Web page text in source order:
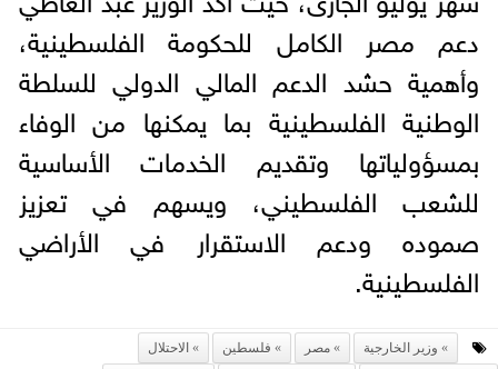
دعم مصر الكامل للحكومة الفلسطينية،
وأهمية حشد الدعم المالي الدولي للسلطة
الوطنية الفلسطينية بما يمكنها من الوفاء
بمسؤولياتها وتقديم الخدمات الأساسية
للشعب الفلسطيني، ويسهم في تعزيز
صموده ودعم الاستقرار في الأراضي
الفلسطينية.
وزير الخارجية مصر فلسطين
الاحتلال